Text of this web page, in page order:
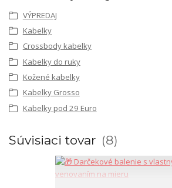
VÝPREDAJ
Kabelky
Crossbody kabelky
Kabelky do ruky
Kožené kabelky
Kabelky Grosso
Kabelky pod 29 Euro
Súvisiaci tovar 8